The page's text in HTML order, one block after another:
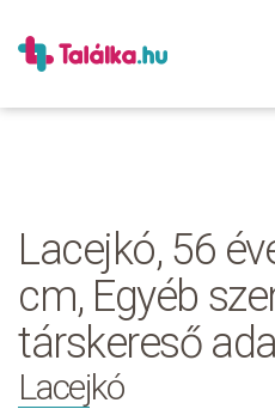
Lacejkó, 56
cm, Egyéb
társkereső
Lacejkó